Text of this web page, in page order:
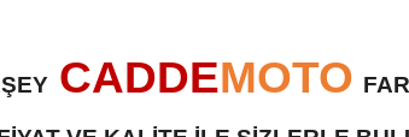
CADDEMOTO